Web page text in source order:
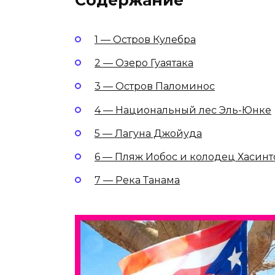
1 — Остров Кулебра
2 — Озеро Гуаятака
3 — Остров Паломинос
4 — Национальный лес Эль-Юнке
5 — Лагуна Джойуда
6 — Пляж Иобос и колодец
7 — Река Танама